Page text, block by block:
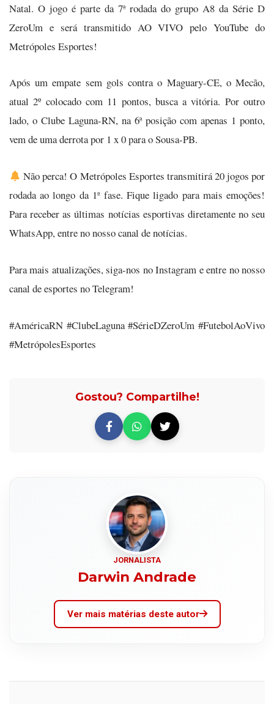
Natal. O jogo é parte da 7ª rodada do grupo A8 da Série D
ZeroUm e será transmitido AO VIVO pelo YouTube do
Metrópoles Esportes!
Após um empate sem gols contra o Maguary-CE, o Mecão,
atual 2º colocado com 11 pontos, busca a vitória. Por outro
lado, o Clube Laguna-RN, na 6ª posição com apenas 1 ponto,
vem de uma derrota por 1 x 0 para o Sousa-PB.
Não perca! O Metrópoles Esportes transmitirá 20 jogos por
rodada ao longo da 1ª fase. Fique ligado para mais emoções!
Para receber as últimas notícias esportivas diretamente no seu
WhatsApp, entre no nosso canal de notícias.
Para mais atualizações, siga-nos no Instagram e entre no nosso
canal de esportes no Telegram!
#AméricaRN #ClubeLaguna #SérieDZeroUm #FutebolAoVivo
#MetrópolesEsportes
Gostou? Compartilhe!
JORNALISTA
Darwin Andrade
Ver mais matérias deste autor